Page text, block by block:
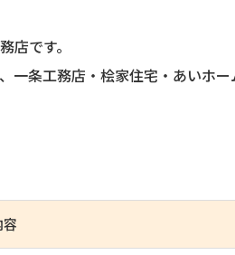
店です。
一条工務店・桧家住宅・あいホ
容